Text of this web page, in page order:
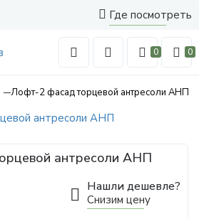
Где посмотреть
0 0
Лофт-2 фасад торцевой антресоли АНП
антресоли АНП
Нашли дешевле?
Снизим цену